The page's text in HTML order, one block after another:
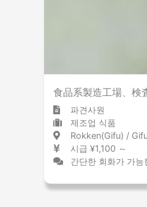
食品系製造工場、
파견사원
제조업 식품
Rokken(Gifu) / Gifu 六軒(岐阜)
시급 ¥1,100 ～
간단한 회화가 가